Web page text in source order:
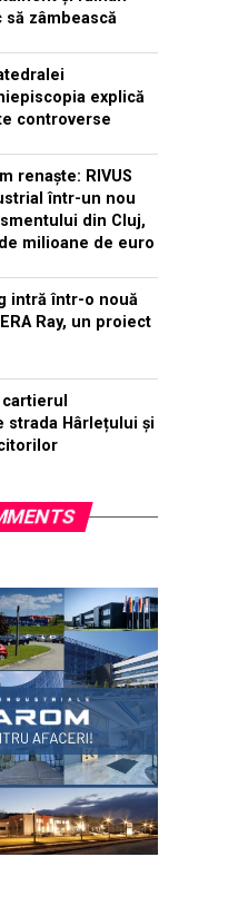
zâmbească
explică
controverse
renaște: RIVUS
într-un nou
din Cluj,
milioane de euro
intră într-o nouă
Ray, un proiect
strada Hârlețului și